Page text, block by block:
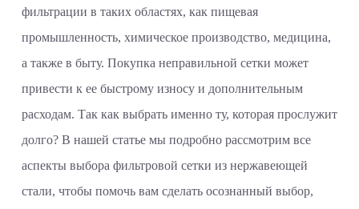
фильтрации в таких областях, как пищевая
промышленность, химическое производство, медицина,
а также в быту. Покупка неправильной сетки может
привести к ее быстрому износу и дополнительным
расходам. Так как выбрать именно ту, которая прослужит
долго? В нашей статье мы подробно рассмотрим все
аспекты выбора фильтровой сетки из нержавеющей
стали, чтобы помочь вам сделать осознанный выбор,